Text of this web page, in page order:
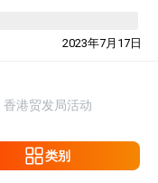
2023年7月17日
香港贸发局活动
类别